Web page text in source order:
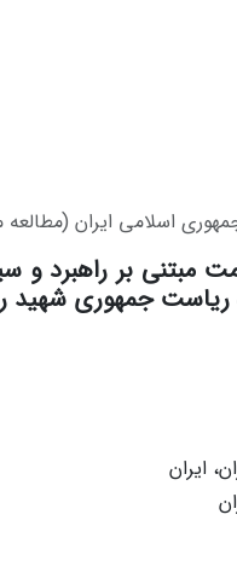
اسلامی ایران
مبتنی بر راهبرد و
ریاست جمهوری شهید
ایران